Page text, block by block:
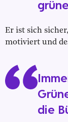
Er ist sich
motiviert und
die